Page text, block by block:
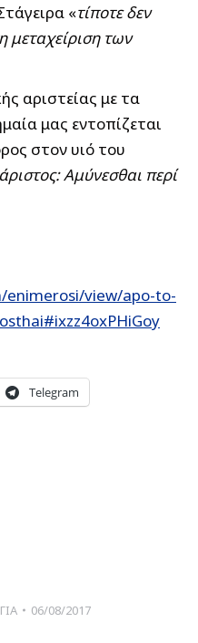
«τίποτε δεν
μεταχείριση των
αριστείας με τα
μας εντοπίζεται
στον υιό του
Αμύνεσθαι περί
enimerosi/view/apo-to-
Telegram
06/08/2017